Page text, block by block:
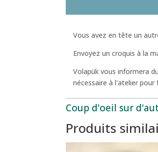
Vous avez en tête un
Envoyez un croquis à la
Volapük vous informera
nécessaire à l'atelier
Coup d'oeil sur
Produits